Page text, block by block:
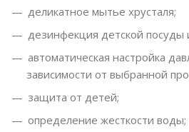
деликатное мытье хрусталя;
дезинфекция детской посуды
автоматическая настройка
зависимости от выбранной
защита от детей;
определение жесткости воды;